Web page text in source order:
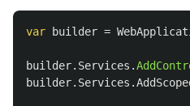
var builder =
builder. Services .
builder. Services .